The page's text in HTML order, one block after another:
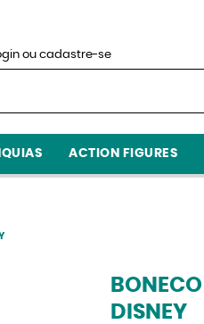
ou cadastre-se
ACTION FIGURES
DISNEY